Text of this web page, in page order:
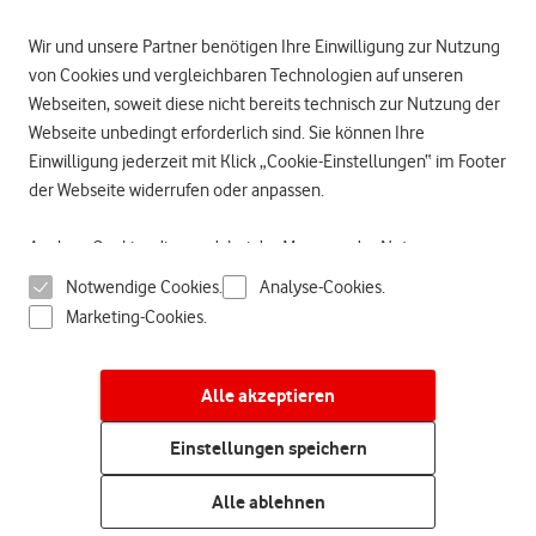
Wir und unsere Partner benötigen Ihre Einwilligung zur Nutzung
von Cookies und vergleichbaren Technologien auf unseren
Webseiten, soweit diese nicht bereits technisch zur Nutzung der
Webseite unbedingt erforderlich sind. Sie können Ihre
Einwilligung jederzeit mit Klick „Cookie-Einstellungen“ im Footer
der Webseite widerrufen oder anpassen.
Analyse-Cookies dienen dabei der Messung der Nutzung unserer
Seiten. Durch Marketing-Cookies können wir Ihnen auf
Partnerseiten, in den sozialen Netzwerken und an anderer Stelle
personalisierte Werbung anzeigen. Dies kann bei Erteilung Ihrer
geräteübergreifend erfolgen. Für die Personalisierung werden
Nutzungsprofile erstellt, denen weitere Daten zugeordnet
werden können. Hierzu gehört insbesondere Ihre IP-Adresse
(Verkehrsdatum) über die wir einen Abgleich mit den in Ihrem
Kundenkonto hinterlegten Vertragsdaten herstellen.
Notwendige Cookies.
Analyse-Cookies.
Marketing-Cookies.
Alle ablehnen
Einstellungen speichern
Alle akzeptieren
Ist Ihr Arbeitgeber dabei?
Geben Sie den Namen Ihres Arbeitgebers ein und erfahren Sie direkt, ob
Jetzt anmelden & sparen